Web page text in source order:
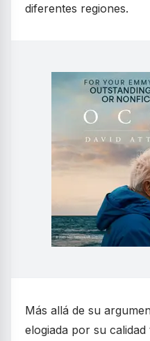
diferentes regiones.
Más allá de su
elogiada por su